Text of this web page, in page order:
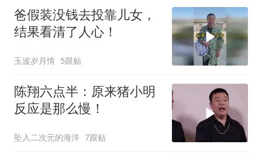
爸假装没钱去投靠儿女，
结果看清了人心！
玉波岁月情 5跟贴
陈翔六点半：原来猪小明
反应是那么慢！
坠入二次元的海洋 7跟贴